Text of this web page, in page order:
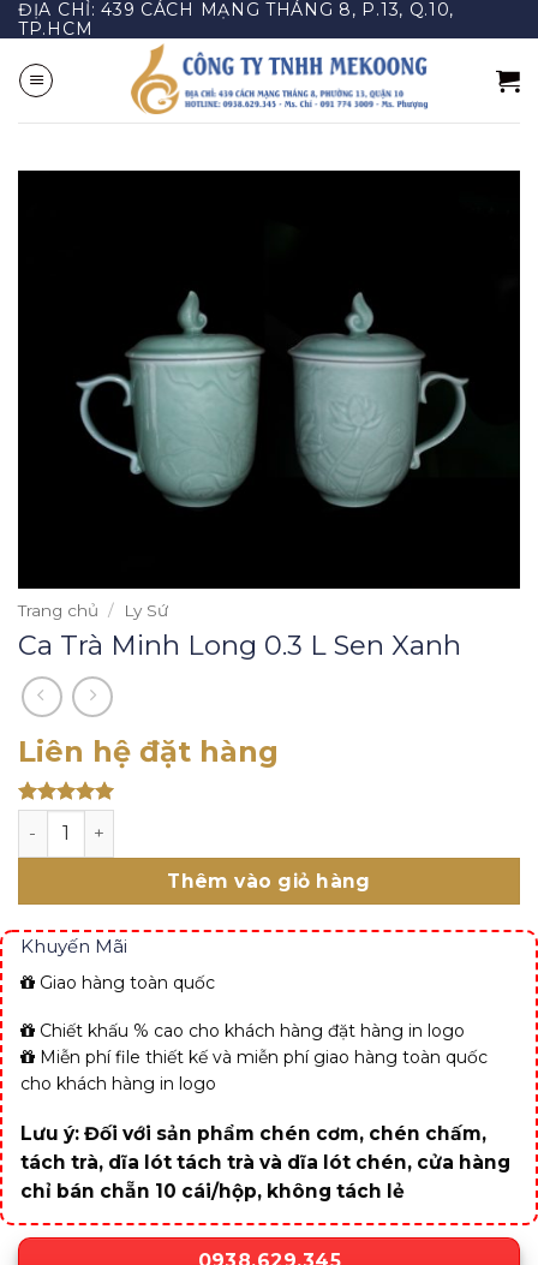
Bỏ
qua
nội
dung
ĐỊA CHỈ: 439 CÁCH MẠNG THÁNG 8, P.13, Q.10,
TP.HCM
Trang chủ / Ly Sứ
Ca Trà Minh Long 0.3 L Sen Xanh
Liên hệ đặt hàng
out of 5
Ca Trà Minh Long 0.3 L Sen Xanh số lượng
Thêm vào giỏ hàng
Khuyến Mãi
Giao hàng toàn quốc
Chiết khấu % cao cho khách hàng đặt hàng in logo
Miễn phí file thiết kế và miễn phí giao hàng toàn quốc
cho khách hàng in logo
Lưu ý: Đối với sản phẩm chén cơm, chén chấm,
tách trà, dĩa lót tách trà và dĩa lót chén, cửa hàng
chỉ bán chẵn 10 cái/hộp, không tách lẻ